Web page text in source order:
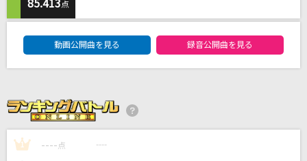
[生音]マイガール
嵐(アラシ)
[生音]さよならエレジー
菅田将暉
[生音]あー夏休み
85.413点
動画公開曲を見る 録音公開曲を見る
1 ---- 点 ----